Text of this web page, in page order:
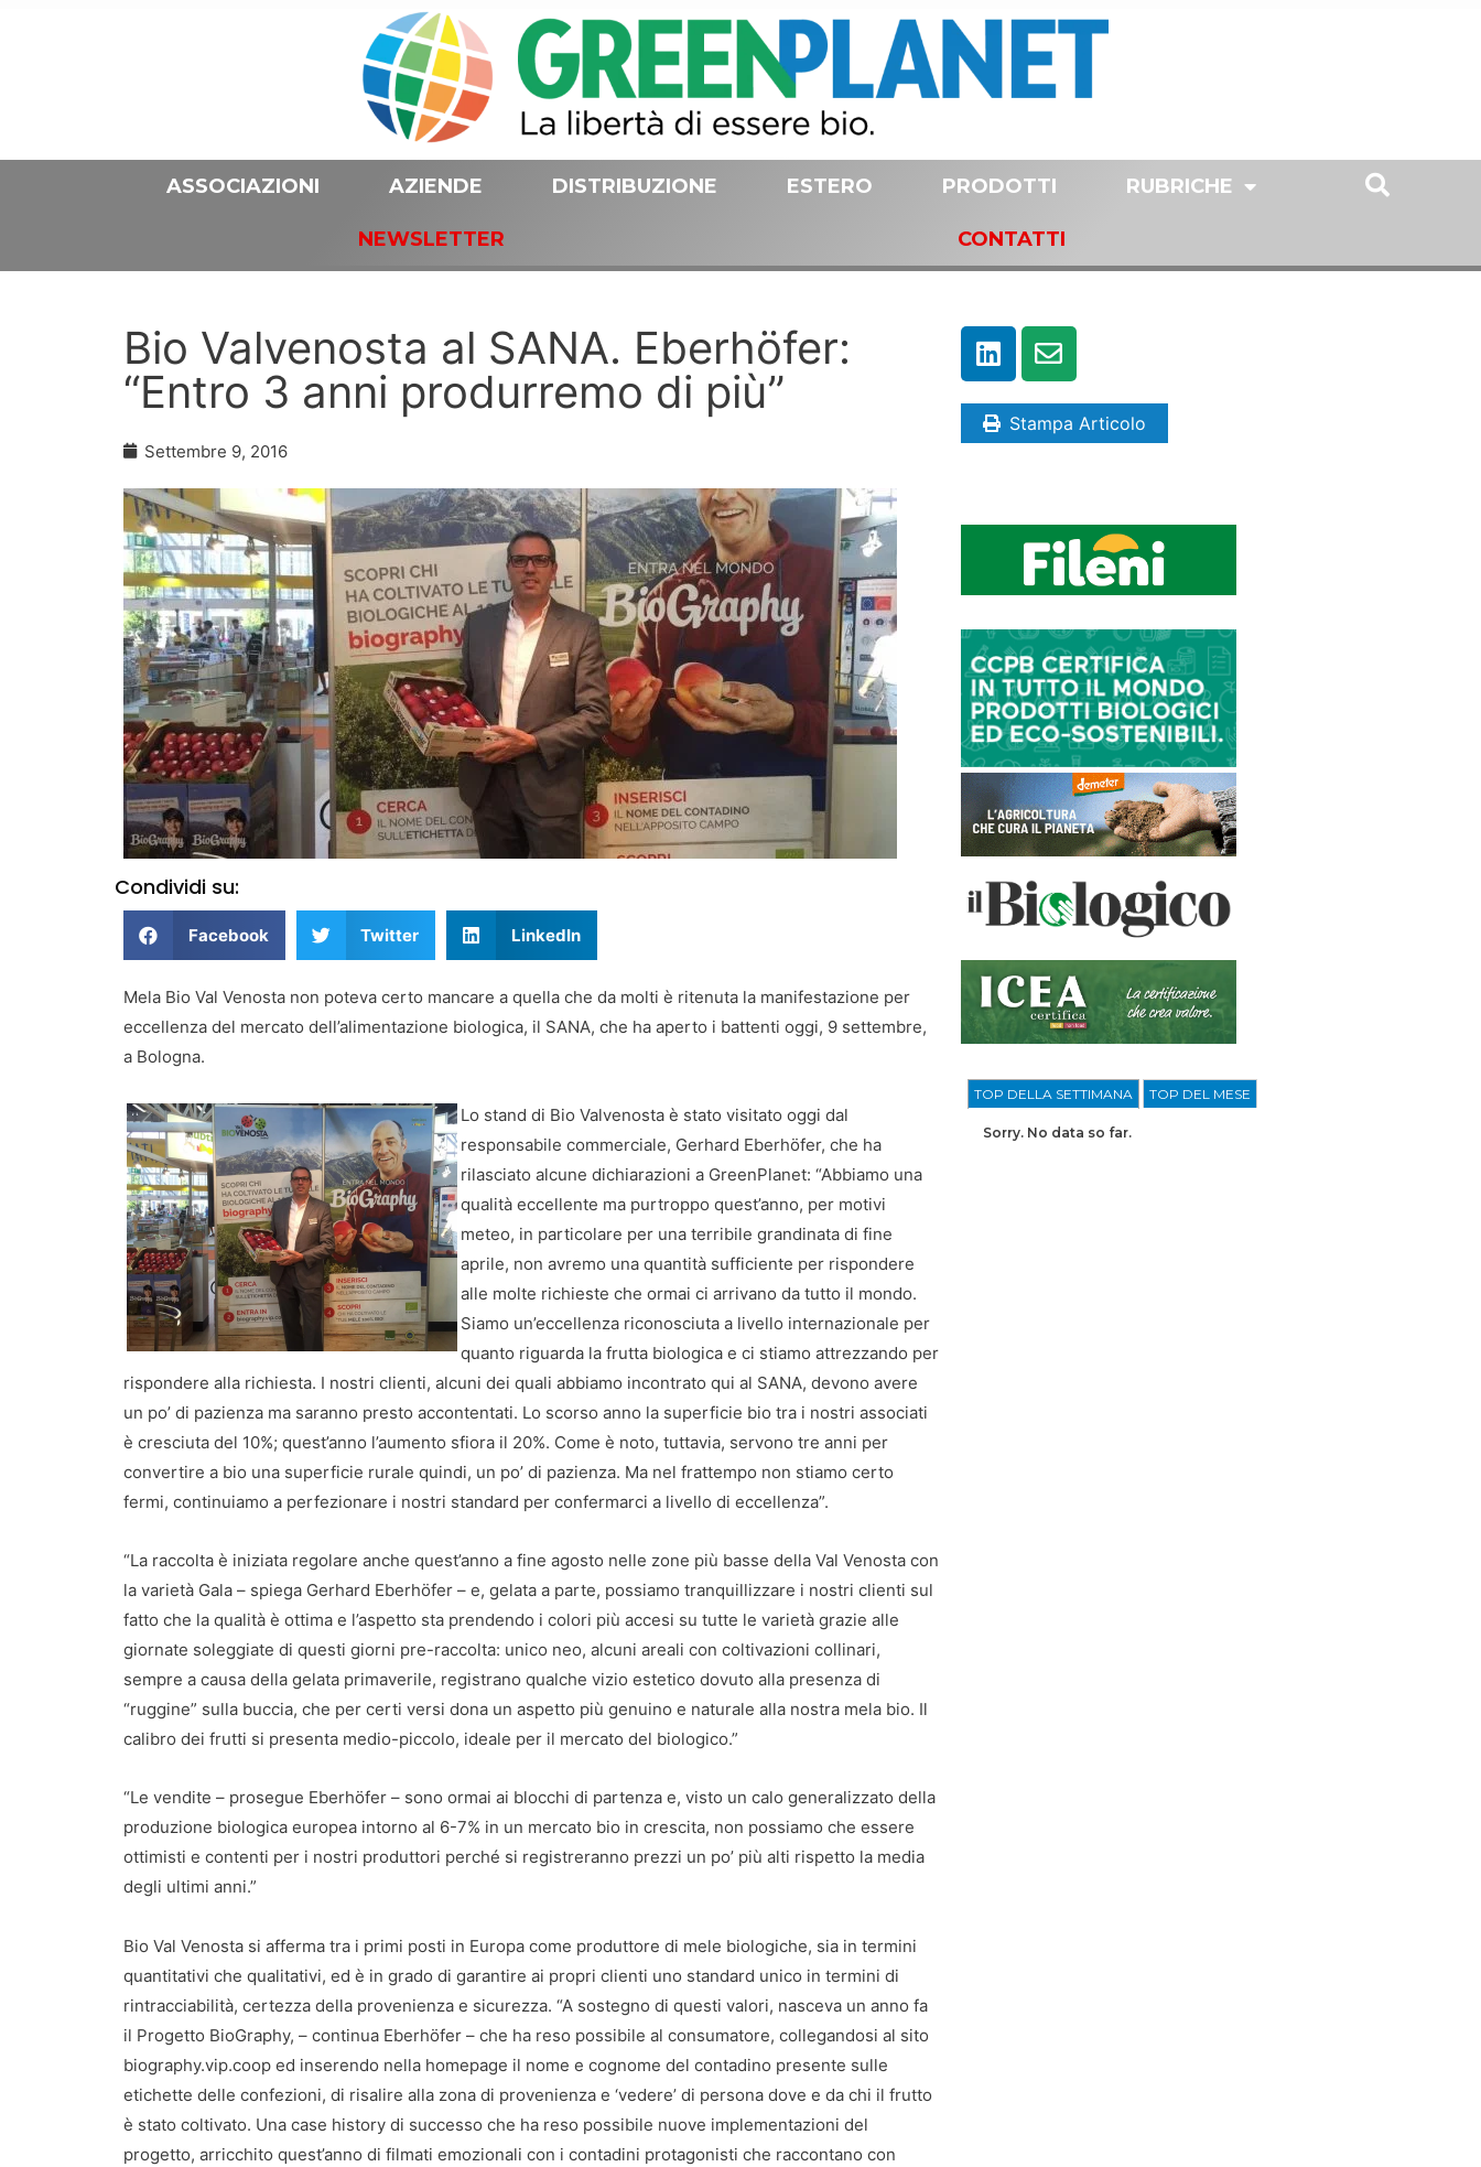
ASSOCIAZIONI AZIENDE DISTRIBUZIONE ESTERO PRODOTTI RUBRICHE
NEWSLETTER CONTATTI
Bio Valvenosta al SANA. Eberhöfer:
“Entro 3 anni produrremo di più”
Settembre 9, 2016
Condividi su:
Facebook Twitter LinkedIn
Mela Bio Val Venosta non poteva certo mancare a quella che da molti è ritenuta la manifestazione per
eccellenza del mercato dell’alimentazione biologica, il SANA, che ha aperto i battenti oggi, 9 settembre,
a Bologna.
Lo stand di Bio Valvenosta è stato visitato oggi dal
responsabile commerciale, Gerhard Eberhöfer, che ha
rilasciato alcune dichiarazioni a GreenPlanet: “Abbiamo una
qualità eccellente ma purtroppo quest’anno, per motivi
meteo, in particolare per una terribile grandinata di fine
aprile, non avremo una quantità sufficiente per rispondere
alle molte richieste che ormai ci arrivano da tutto il mondo.
Siamo un’eccellenza riconosciuta a livello internazionale per
quanto riguarda la frutta biologica e ci stiamo attrezzando per
rispondere alla richiesta. I nostri clienti, alcuni dei quali abbiamo incontrato qui al SANA, devono avere
un po’ di pazienza ma saranno presto accontentati. Lo scorso anno la superficie bio tra i nostri associati
è cresciuta del 10%; quest’anno l’aumento sfiora il 20%. Come è noto, tuttavia, servono tre anni per
convertire a bio una superficie rurale quindi, un po’ di pazienza. Ma nel frattempo non stiamo certo
fermi, continuiamo a perfezionare i nostri standard per confermarci a livello di eccellenza”.
“La raccolta è iniziata regolare anche quest’anno a fine agosto nelle zone più basse della Val Venosta con
la varietà Gala – spiega Gerhard Eberhöfer – e, gelata a parte, possiamo tranquillizzare i nostri clienti sul
fatto che la qualità è ottima e l’aspetto sta prendendo i colori più accesi su tutte le varietà grazie alle
giornate soleggiate di questi giorni pre-raccolta: unico neo, alcuni areali con coltivazioni collinari,
sempre a causa della gelata primaverile, registrano qualche vizio estetico dovuto alla presenza di
“ruggine” sulla buccia, che per certi versi dona un aspetto più genuino e naturale alla nostra mela bio. Il
calibro dei frutti si presenta medio-piccolo, ideale per il mercato del biologico.”
“Le vendite – prosegue Eberhöfer – sono ormai ai blocchi di partenza e, visto un calo generalizzato della
produzione biologica europea intorno al 6-7% in un mercato bio in crescita, non possiamo che essere
ottimisti e contenti per i nostri produttori perché si registreranno prezzi un po’ più alti rispetto la media
degli ultimi anni.”
Bio Val Venosta si afferma tra i primi posti in Europa come produttore di mele biologiche, sia in termini
quantitativi che qualitativi, ed è in grado di garantire ai propri clienti uno standard unico in termini di
rintracciabilità, certezza della provenienza e sicurezza. “A sostegno di questi valori, nasceva un anno fa
il Progetto BioGraphy, – continua Eberhöfer – che ha reso possibile al consumatore, collegandosi al sito
biography.vip.coop ed inserendo nella homepage il nome e cognome del contadino presente sulle
etichette delle confezioni, di risalire alla zona di provenienza e ‘vedere’ di persona dove e da chi il frutto
è stato coltivato. Una case history di successo che ha reso possibile nuove implementazioni del
progetto, arricchito quest’anno di filmati emozionali con i contadini protagonisti che raccontano con
Stampa Articolo
TOP DELLA SETTIMANA TOP DEL MESE
Sorry. No data so far.